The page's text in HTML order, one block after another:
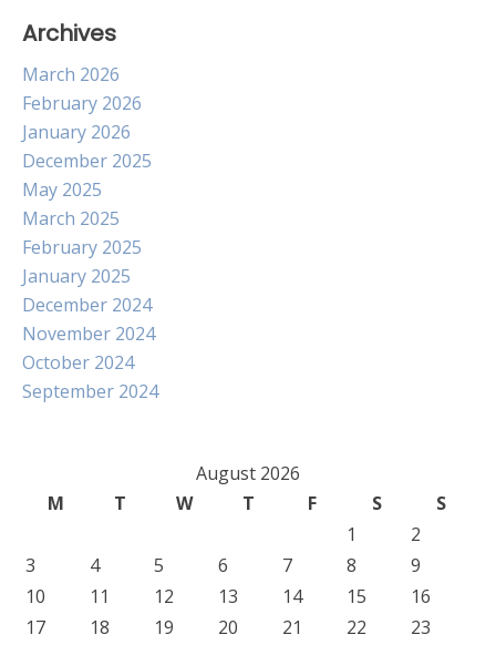
Archives
March 2026
February 2026
January 2026
December 2025
May 2025
March 2025
February 2025
January 2025
December 2024
November 2024
October 2024
September 2024
August 2026
M
T W T F S
S
1
2
3
4 5 6 7 8
9
10
11 12 13 14 15
16
17
18 19 20 21 22
23